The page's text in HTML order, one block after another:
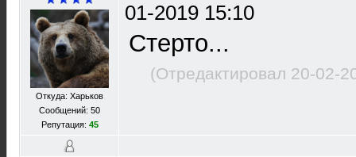
Откуда: Харьков
Сообщений: 50
Репутация: 45
01-2019 15:10
Стерто...
(Отредактировал 20-02-